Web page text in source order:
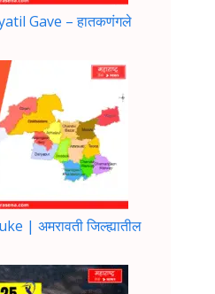
Gave – हातकणंगले
| अमरावती जिल्ह्यातील